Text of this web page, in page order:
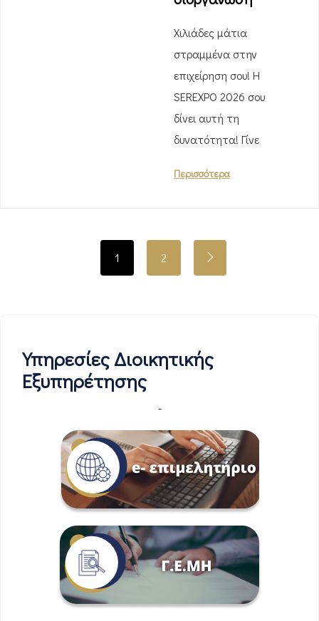
Xιλιάδες μάτια
στραμμένα στην
επιχείρηση σου! Η
SEREXPO 2026 σου
δίνει αυτή τη
δυνατότητα! Γίνε
Περισσότερα
1 2
Υπηρεσίες Διοικητικής
Εξυπηρέτησης
-